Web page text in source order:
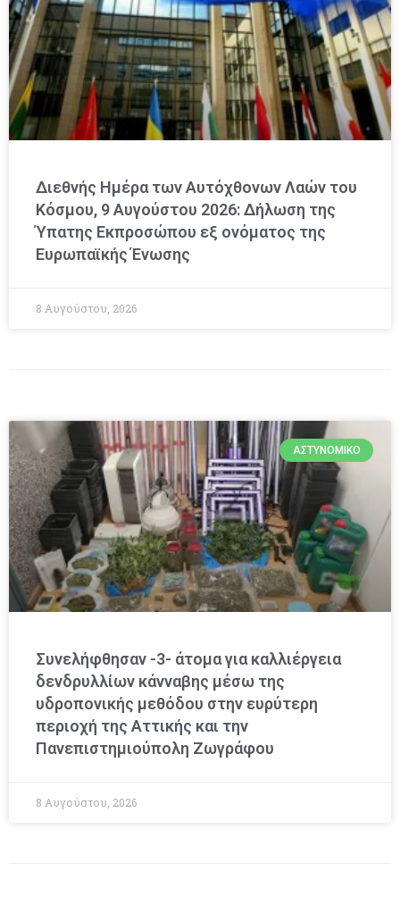
Διεθνής Ημέρα των Αυτόχθονων Λαών του
Κόσμου, 9 Αυγούστου 2026: Δήλωση της
Ύπατης Εκπροσώπου εξ ονόματος της
Ευρωπαϊκής Ένωσης
8 Αυγούστου, 2026
ΑΣΤΥΝΟΜΙΚΌ
Συνελήφθησαν -3- άτομα για καλλιέργεια
δενδρυλλίων κάνναβης μέσω της
υδροπονικής μεθόδου στην ευρύτερη
περιοχή της Αττικής και την
Πανεπιστημιούπολη Ζωγράφου
8 Αυγούστου, 2026